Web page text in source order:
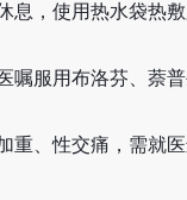
，使用热水袋热敷
服用布洛芬、萘普
、性交痛，需就医